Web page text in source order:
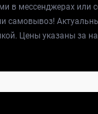
в мессенджерах или
самовывоз!
Цены указаны за